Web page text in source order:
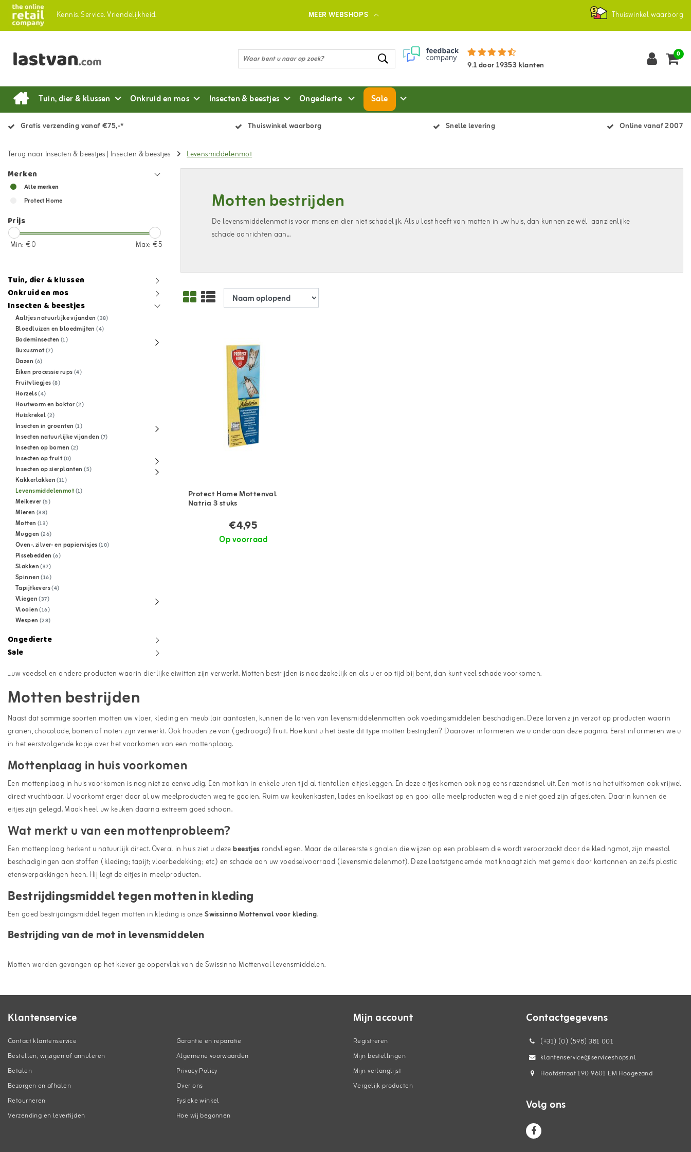
Kennis.Service.Vriendelijkheid. MEER WEBSHOPS Thuiswinkel waarborg
9.1door19353 klanten
0
Tuin, dier & klussen Onkruid en mos Insecten & beestjes Ongedierte Sale
Gratis verzending vanaf €75,-* Thuiswinkel waarborg Snelle levering Online vanaf 2007
Terug naar Insecten & beestjes | Insecten & beestjes Levensmiddelenmot
Merken
Alle merken
Protect Home
Prijs
Min: €0 Max: €5
Tuin, dier & klussen
Onkruid en mos
Insecten & beestjes
Aaltjes natuurlijke vijanden(38)
Bloedluizen en bloedmijten(4)
Bodeminsecten (1)
Buxusmot(7)
Dazen (6)
Eiken processie rups(4)
Fruitvliegjes(8)
Horzels(4)
Houtworm en boktor(2)
Huiskrekel(2)
Insecten in groenten (1)
Insecten natuurlijke vijanden (7)
Insecten op bomen (2)
Insecten op fruit(0)
Insecten op sierplanten(5)
Kakkerlakken(11)
Levensmiddelenmot(1)
Meikever(5)
Mieren (38)
Motten (13)
Muggen (26)
Oven-, zilver- en papiervisjes(10)
Pissebedden(6)
Slakken(37)
Spinnen(16)
Tapijtkevers(4)
Vliegen(37)
Vlooien(16)
Wespen (28)
Ongedierte
Sale
Motten bestrijden
De levensmiddelenmot is voor mens en dier niet schadelijk. Als u last heeft van motten in uw huis, dan kunnen ze wél aanzienlijke
schade aanrichten aan...
Protect Home Mottenval
Natria 3 stuks
€4,95
Op voorraad
...uw voedsel en andere producten waarin dierlijke eiwitten zijn verwerkt. Motten bestrijden is noodzakelijk en als u er op tijd bij bent, dan kunt veel schade voorkomen.
Motten bestrijden
Naast dat sommige soorten motten uw vloer, kleding en meubilair aantasten, kunnen de larven van levensmiddelenmotten ook voedingsmiddelen beschadigen. Deze larven zijn verzot op producten waarin
granen, chocolade, bonen of noten zijn verwerkt. Ook houden ze van (gedroogd) fruit. Hoe kunt u het beste dit type motten bestrijden? Daarover informeren we u onderaan deze pagina. Eerst informeren we u
in het eerstvolgende kopje over het voorkomen van een mottenplaag.
Mottenplaag in huis voorkomen
Een mottenplaag in huis voorkomen is nog niet zo eenvoudig. Eén mot kan in enkele uren tijd al tientallen eitjes leggen. En deze eitjes komen ook nog eens razendsnel uit. Een mot is na het uitkomen ook vrijwel
direct vruchtbaar. U voorkomt erger door al uw meelproducten weg te gooien. Ruim uw keukenkasten, lades en koelkast op en gooi alle meelproducten weg die niet goed zijn afgesloten. Daarin kunnen de
eitjes zijn gelegd. Maak heel uw keuken daarna extreem goed schoon.
Wat merkt u van een mottenprobleem?
Een mottenplaag herkent u natuurlijk direct. Overal in huis ziet u dezebeestjes rondvliegen. Maar de allereerste signalen die wijzen op een probleem die wordt veroorzaakt door de kledingmot, zijn meestal
beschadigingen aan stoffen (kleding; tapijt; vloerbedekking; etc) en schade aan uw voedselvoorraad (levensmiddelenmot). Deze laatstgenoemde mot knaagt zich met gemak door kartonnen en zelfs plastic
etensverpakkingen heen. Hij legt de eitjes in meelproducten.
Bestrijdingsmiddel tegen motten in kleding
Een goed bestrijdingsmiddel tegen motten in kleding is onzeSwissinno Mottenval voor kleding.
Bestrijding van de mot in levensmiddelen
Motten worden gevangen op het kleverige oppervlak van de Swissinno Mottenval levensmiddelen.
Klantenservice
Contact klantenservice
Bestellen, wijzigen of annuleren
Betalen
Bezorgen en afhalen
Retourneren
Verzending en levertijden
Garantie en reparatie
Algemene voorwaarden
Privacy Policy
Over ons
Fysieke winkel
Hoe wij begonnen
Mijn account
Registreren
Mijn bestellingen
Mijn verlanglijst
Vergelijk producten
Contactgegevens
(+31) (0) (598) 381 001
klantenservice@serviceshops.nl
Hoofdstraat 190 9601 EM Hoogezand
Volg ons